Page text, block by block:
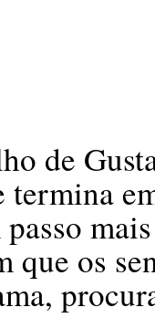
de
que os